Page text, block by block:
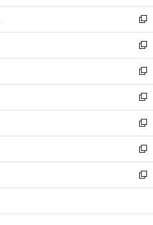
開
く
ン
ド
ウ
で
開
く
ウ
ィ
ン
ド
ウ
で
開
く
し
い
ウ
ィ
ン
ド
ウ
で
開
く
新
し
い
ウ
ィ
ン
ド
ウ
で
開
く
新
し
い
ウ
ィ
ン
ド
ウ
で
開
く
新
し
い
ウ
ィ
ン
ド
ウ
で
開
新
し
い
ウ
ィ
ン
ド
ウ
開
新
し
い
ウ
ィ
ン
ウ
新
し
い
ウ
ン
新
し
ウ